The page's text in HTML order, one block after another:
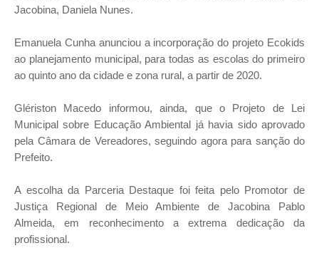
Jacobina, Daniela Nunes.
Emanuela Cunha anunciou a incorporação do projeto Ecokids
ao planejamento municipal, para todas as escolas do primeiro
ao quinto ano da cidade e zona rural, a partir de 2020.
Glériston Macedo informou, ainda, que o Projeto de Lei
Municipal sobre Educação Ambiental já havia sido aprovado
pela Câmara de Vereadores, seguindo agora para sanção do
Prefeito.
A escolha da Parceria Destaque foi feita pelo Promotor de
Justiça Regional de Meio Ambiente de Jacobina Pablo
Almeida, em reconhecimento a extrema dedicação da
profissional.